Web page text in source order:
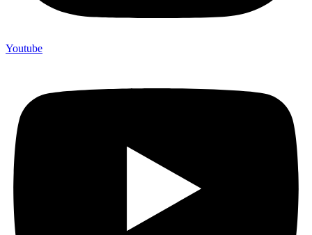
Youtube